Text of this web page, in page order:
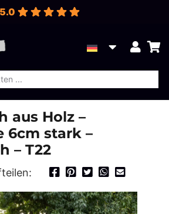
5.0
aus Holz –
6cm stark –
– T22